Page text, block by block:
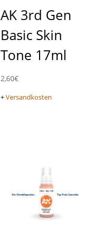
AK 3rd Gen
Basic Skin
Tone 17ml
2,60€
+Versandkosten